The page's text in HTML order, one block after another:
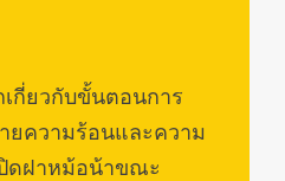
กี่ยวกับขั้นตอนการ
ยความร้อนและความ
ดฝาหม้อน้าขณะ